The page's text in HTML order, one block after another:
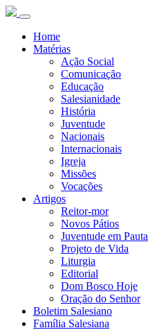
Home
Matérias
Ação Social
Comunicação
Educação
Salesianidade
História
Juventude
Nacionais
Internacionais
Igreja
Missões
Vocações
Artigos
Reitor-mor
Novos Pátios
Juventude em Pauta
Projeto de Vida
Liturgia
Editorial
Dom Bosco Hoje
Oração do Senhor
Boletim Salesiano
Família Salesiana